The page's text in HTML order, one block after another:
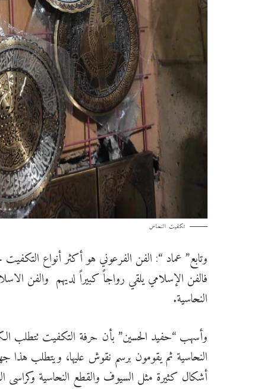
تكفيت النحاس
وتابع” عماد “: الفن الفرعوني هو أكثر أنواع
فالفن الإسلامي يلقي رواجاً كبيراً لديهم والفن
النحاسية.
وأسهب “حفيد الحسين” بأن حرفة التكفيت تتطلب
النحاسية ثم يقومون برسم نقوش عليها، ويتطلب
أشكال كثيرة مثل السيوف والقطع النحاسية وكراسى